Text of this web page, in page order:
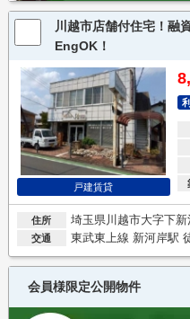
川越市店舗付住宅！融
EngOK！
戸建賃貸
住所 埼玉県川越市大字下新
交通 東武東上線 新河岸駅
会員様限定公開物件